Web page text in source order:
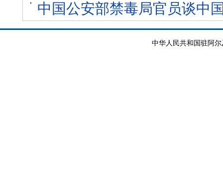
中国公安部禁毒局官员谈中
中华人民共和国驻阿